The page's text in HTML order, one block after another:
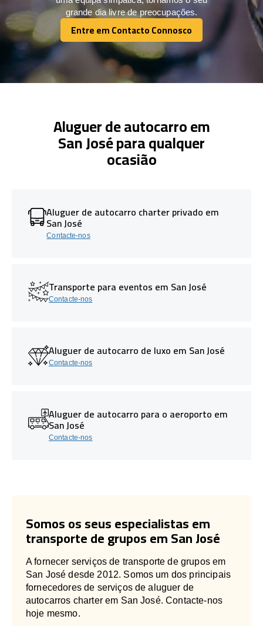
grande dia livre de preocupações.
Entre em Contacto Connosco
Entre em Contacto Connosco
Aluguer de autocarro em
San José para qualquer
ocasião
Aluguer de autocarro charter privado em
San José
Contacte-nos
Transporte para eventos em San José
Contacte-nos
Aluguer de autocarro de luxo em San José
Contacte-nos
Aluguer de autocarro para o aeroporto em
San José
Contacte-nos
Somos os seus especialistas em
transporte de grupos em San José
A fornecer serviços de transporte de grupos em
San José desde 2012. Somos um dos principais
fornecedores de serviços de aluguer de
autocarros charter em San José. Contacte-nos
hoje mesmo.